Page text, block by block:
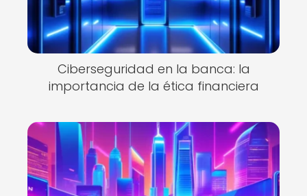
Ciberseguridad en la banca: la
importancia de la ética financiera